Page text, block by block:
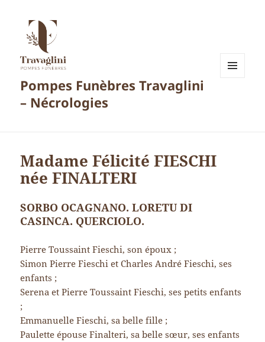
Pompes Funèbres Travaglini
– Nécrologies
Madame Félicité FIESCHI
née FINALTERI
SORBO OCAGNANO. LORETU DI
CASINCA. QUERCIOLO.
Pierre Toussaint Fieschi, son époux ;
Simon Pierre Fieschi et Charles André Fieschi, ses
enfants ;
Serena et Pierre Toussaint Fieschi, ses petits enfants
;
Emmanuelle Fieschi, sa belle fille ;
Paulette épouse Finalteri, sa belle sœur, ses enfants